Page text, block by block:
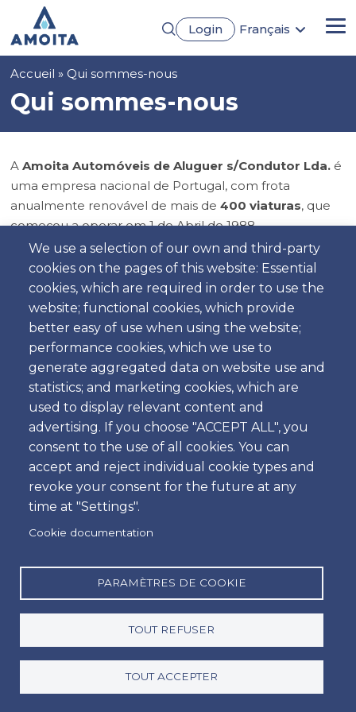
contenu
principal
Login
Français
We use a selection of our own and third-party
cookies on the pages of this website: Essential
cookies, which are required in order to use the
website; functional cookies, which provide
better easy of use when using the website;
performance cookies, which we use to
generate aggregated data on website use and
statistics; and marketing cookies, which are
used to display relevant content and
advertising. If you choose "ACCEPT ALL", you
consent to the use of all cookies. You can
accept and reject individual cookie types and
revoke your consent for the future at any
time at "Settings".
Cookie documentation
PARAMÈTRES DE COOKIE
TOUT REFUSER
TOUT ACCEPTER
Fil
d'Ariane
Accueil Qui sommes-nous
Qui sommes-nous
AAmoita Automóveis de Aluguer s/Condutor Lda. é
uma empresa nacional de Portugal, com frota
anualmente renovável de mais de400 viaturas, que
começou a operar em 1 de Abril de 1988.
Desde carros económicos a familiares ou de luxo,
temos certamente um automóvel de aluguer que se
adequa às usas necessidades.
Nossa equipa de funcionários qualificados e treinados
estão sempre prontos a providenciar o "Serviço de 1ª
Classe" que você esperaria de uma " Companhia de 1ª
Classe".
Esperamos por si calorosa e acolhedoramente
nos Aeroportos de Faro, Porto e Lisboa.Que melhor
do que uma recepção Sorridente com bons carros em
óptimas condições e preços de aluguer acessíveis?
Tome nota do que nos torna nos melhores no ramo
de aluguer de viaturas em Portugal.
lucro fácil. Pelo contrário nós preferimosa total
satisfação dos nossos clientespara que eles voltem
e nos usar uma e outra vez.
cada cliente, oferecendo umserviço rápido,
profissional e informal .